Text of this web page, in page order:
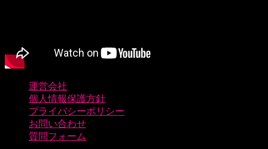
運営会社
個人情報保護方針
プライバシーポリシー
お問い合わせ
質問フォーム